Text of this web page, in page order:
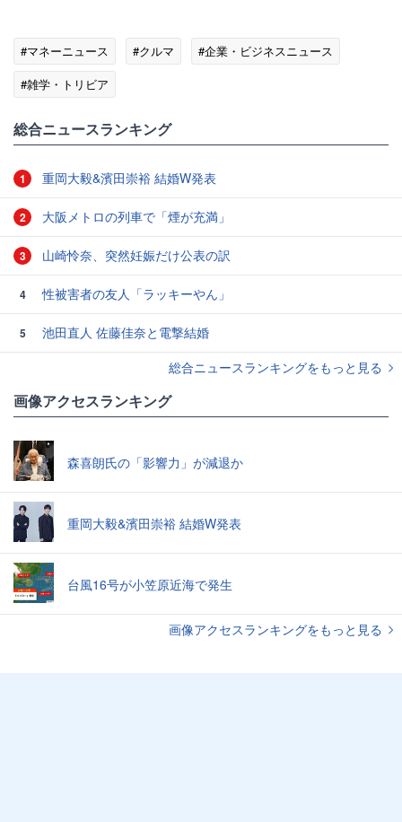
#マネーニュース #クルマ
#企業・ビジネスニュース
#雑学・トリビア
総合ニュースランキング
1 重岡大毅&濱田崇裕 結婚W発表
2 大阪メトロの列車で「煙が充満」
3 山崎怜奈、突然妊娠だけ公表の訳
4 性被害者の友人「ラッキーやん」
5
池田直人 佐藤佳奈と電撃結婚
総合ニュースランキングをもっと見る
画像アクセスランキング
森喜朗氏の「影響力」が減退か
重岡大毅&濱田崇裕 結婚W発表
台風16号が小笠原近海で発生
画像アクセスランキングをもっと見る